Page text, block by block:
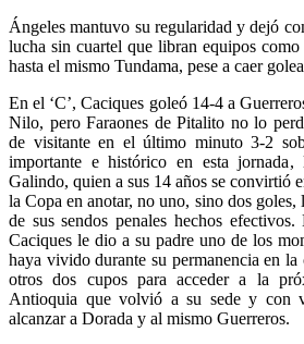
Ángeles mantuvo su regularidad y dejó
lucha sin cuartel que libran equipos
hasta el mismo Tundama, pese a caer
En el ‘C’, Caciques goleó 14-4 a
Nilo, pero Faraones de Pitalito no lo
de visitante en el último minuto 3-2
importante e histórico en esta
Galindo, quien a sus 14 años se convirtió
la Copa en anotar, no uno, sino dos
de sus sendos penales hechos
Caciques le dio a su padre uno de los
haya vivido durante su permanencia en
otros dos cupos para acceder a la
Antioquia que volvió a su sede y con
alcanzar a Dorada y al mismo Guerreros.